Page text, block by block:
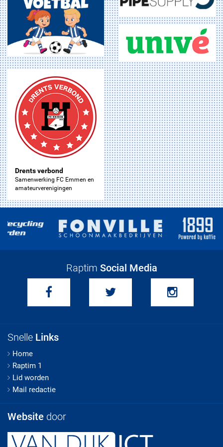
Drents verbond
Samenwerking FC Emmen en
amateurverenigingen
Raptim Social Media
Snelle Links
Home
Raptim 1
Lid worden
Mail redactie
Website door